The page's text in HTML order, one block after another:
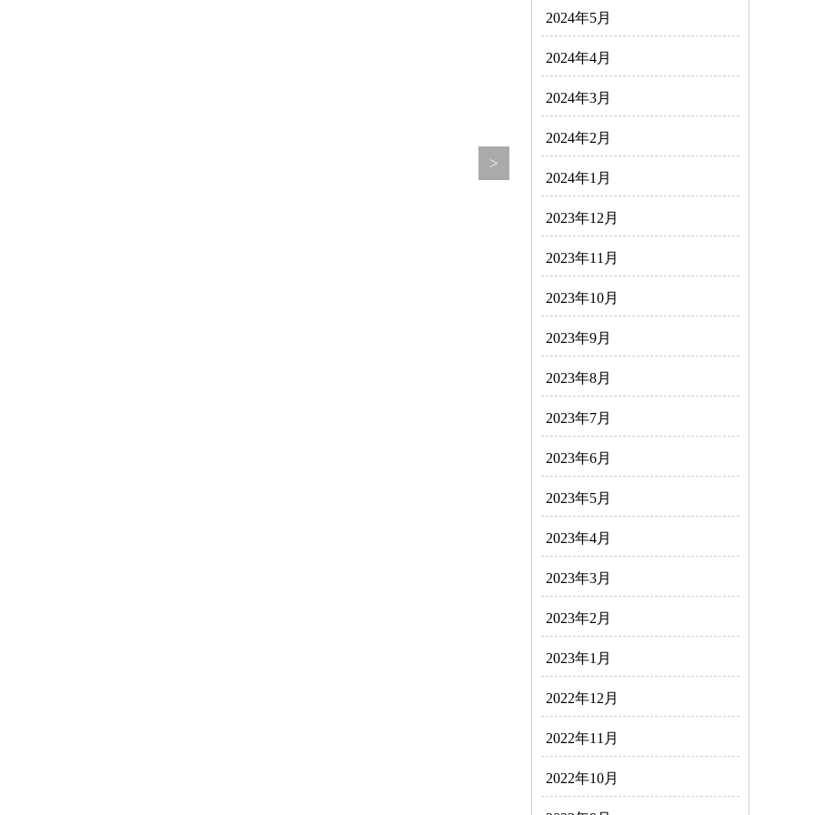
>
2024年5月
2024年4月
2024年3月
2024年2月
2024年1月
2023年12月
2023年11月
2023年10月
2023年9月
2023年8月
2023年7月
2023年6月
2023年5月
2023年4月
2023年3月
2023年2月
2023年1月
2022年12月
2022年11月
2022年10月